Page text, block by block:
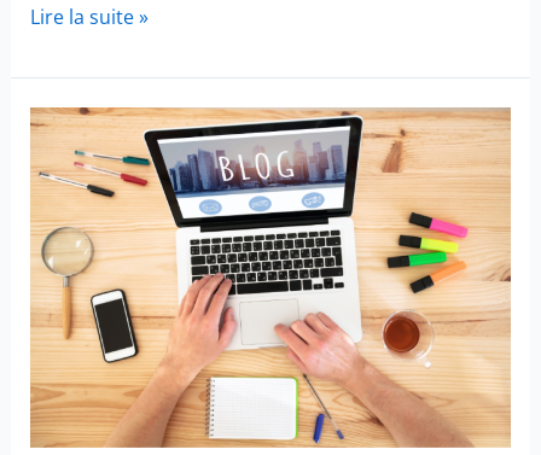
Le
pour
les
Lire la suite »